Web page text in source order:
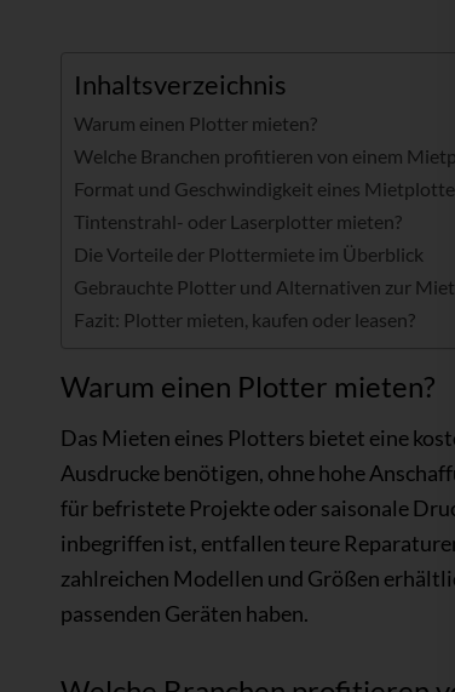
Inhaltsverzeichnis
Warum einen Plotter mieten?
Welche Branchen profitieren von einem
Format und Geschwindigkeit eines
Tintenstrahl- oder Laserplotter mieten?
Die Vorteile der Plottermiete im Überblick
Gebrauchte Plotter und Alternativen zur
Fazit: Plotter mieten, kaufen oder leasen?
Warum einen Plotter mieten?
Das Mieten eines Plotters bietet eine
Ausdrucke benötigen, ohne hohe
für befristete Projekte oder saisonale
inbegriffen ist, entfallen teure
zahlreichen Modellen und Größen
passenden Geräten haben.